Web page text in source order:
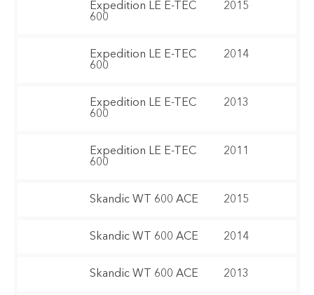
Expedition LE E-TEC
600
2015
Expedition LE E-TEC
600
2014
Expedition LE E-TEC
600
2013
Expedition LE E-TEC
600
2011
Skandic WT 600 ACE 2015
Skandic WT 600 ACE 2014
Skandic WT 600 ACE 2013